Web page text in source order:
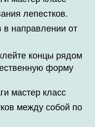
лепестков.
в направлении от
концы рядом
форму
между собой по